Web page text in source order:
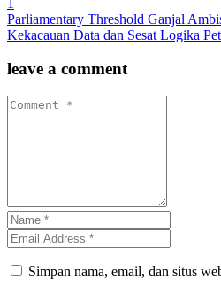
Parliamentary Threshold Ganjal
Kekacauan Data dan Sesat Logika
leave a comment
Simpan nama, email, dan situs